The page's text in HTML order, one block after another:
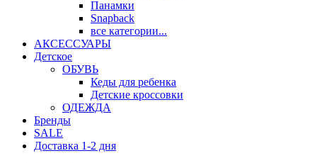
Панамки
Snapback
все категории...
АКСЕССУАРЫ
Детское
ОБУВЬ
Кеды для ребенка
Детские кроссовки
ОДЕЖДА
Бренды
SALE
Доставка 1-2 дня